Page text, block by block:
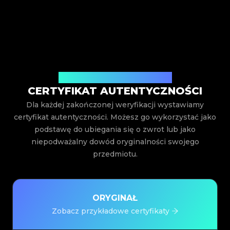
CERTYFIKAT AUTENTYCZNOŚCI
Dla każdej zakończonej weryfikacji wystawiamy
certyfikat autentyczności. Możesz go wykorzystać jako
podstawę do ubiegania się o zwrot lub jako
niepodważalny dowód oryginalności swojego
przedmiotu.
ORYGINAŁ
Zobacz przykładowe certyfikaty